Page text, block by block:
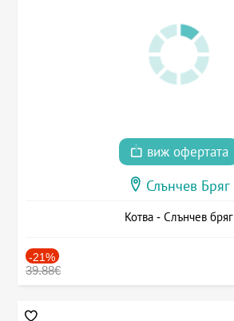
виж офертата
Слънчев Бряг
Котва - Слънчев бряг
-21%
39.88€